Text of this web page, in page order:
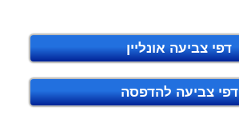
דפי צביעה אונליין
דפי צביעה להדפסה